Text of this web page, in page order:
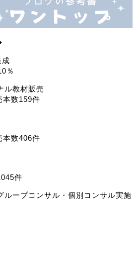
成
％
ル教材販売
本数159件
本数406件
件
ループコンサル・個別コンサル実施